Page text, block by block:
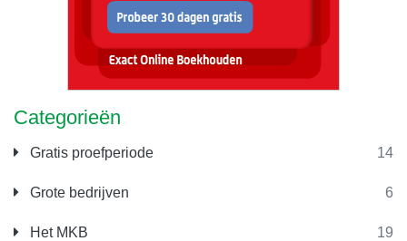
Categorieën
Gratis proefperiode 14
Grote bedrijven 6
Het MKB 19